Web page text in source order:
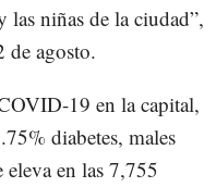
las niñas de la ciudad”,
de agosto.
19 en la capital,
diabetes, males
eleva en las 7,755